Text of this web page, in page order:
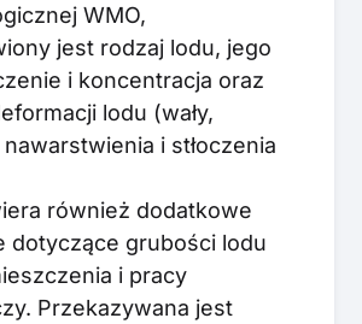
WMO,
jest rodzaj lodu, jego
i koncentracja oraz
lodu (wały,
i stłoczenia
również dodatkowe
dotyczące grubości lodu
i pracy
Przekazywana jest